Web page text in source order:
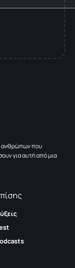
ανθρώπων που
για αυτή από μια